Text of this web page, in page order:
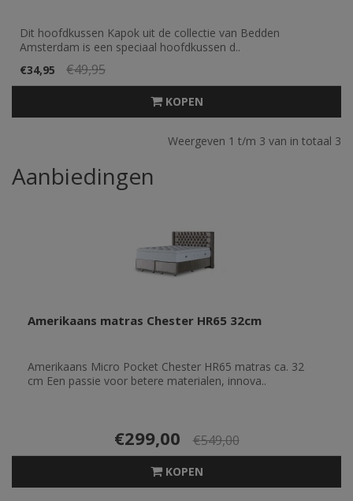
Dit hoofdkussen Kapok uit de collectie van Bedden
Amsterdam is een speciaal hoofdkussen d..
€34,95
€49,95
KOPEN
Weergeven 1 t/m 3 van in totaal 3
Aanbiedingen
Amerikaans matras Chester HR65 32cm
Amerikaans Micro Pocket Chester HR65 matras ca. 32
cm Een passie voor betere materialen, innova..
€299,00 €549,00
KOPEN